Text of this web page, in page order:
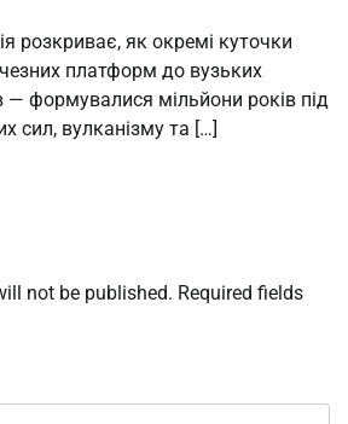
розкриває, як окремі куточки
платформ до вузьких
— формувалися мільйони років під
сил, вулканізму та […]
not be published. Required fields